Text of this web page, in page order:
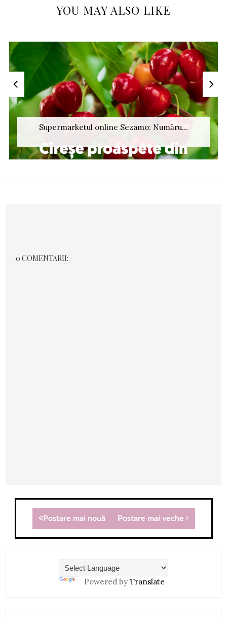
YOU MAY ALSO LIKE
Supermarketul online Sezamo: Număru...
0 COMENTARII:
Postare mai nouă Postare mai veche
Powered by Translate